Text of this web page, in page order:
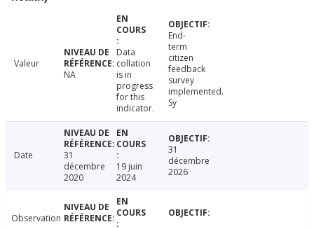
Valeur
NA
Data
collation
is in
progress
for this
indicator.
End-
term
citizen
feedback
survey
implemented.
Sy
Date
31
décembre
2020
19 juin
2024
31
décembre
2026
Observation